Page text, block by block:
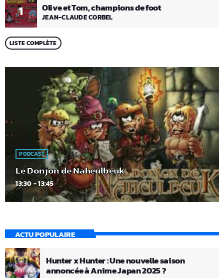
1 Olive et Tom, champions de foot
JEAN-CLAUDE CORBEL
LISTE COMPLÈTE
PODCAST
Le Donjon de Naheulbeuk
13:30 - 13:45
ACTU POPULAIRE
Hunter x Hunter : Une nouvelle saison
annoncée à Anime Japan 2025 ?